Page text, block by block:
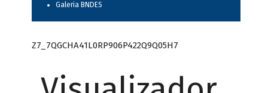
Galeria BNDES
Z7_7QGCHA41L0RP906P422Q9Q05H7